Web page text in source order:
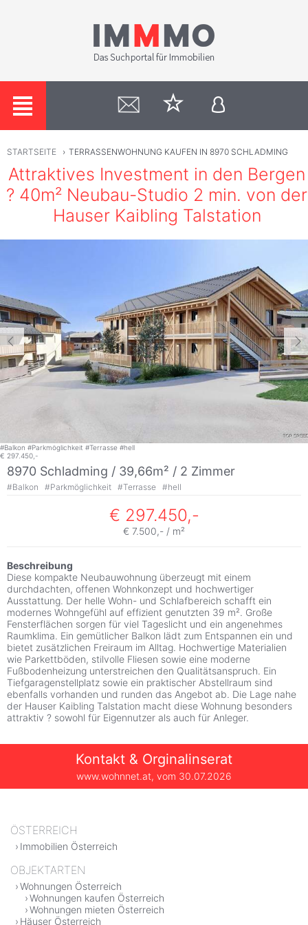
STARTSEITE › TERRASSENWOHNUNG KAUFEN IN 8970 SCHLADMING
Attraktives Investment in den Bergen
? 40m² Neubau-Studio 2 min. von der
Hauser Kaibling Talstation
#Balkon #Parkmöglichkeit #Terrasse #hell
€ 297.450,-
8970 Schladming / 39,66m² / 2 Zimmer
#Balkon #Parkmöglichkeit #Terrasse #hell
€ 297.450,-
€ 7.500,- / m²
Beschreibung
Diese kompakte Neubauwohnung überzeugt mit einem
durchdachten, offenen Wohnkonzept und hochwertiger
Ausstattung. Der helle Wohn- und Schlafbereich schafft ein
modernes Wohngefühl auf effizient genutzten 39 m². Große
Fensterflächen sorgen für viel Tageslicht und ein angenehmes
Raumklima. Ein gemütlicher Balkon lädt zum Entspannen ein und
bietet zusätzlichen Freiraum im Alltag. Hochwertige Materialien
wie Parkettböden, stilvolle Fliesen sowie eine moderne
Fußbodenheizung unterstreichen den Qualitätsanspruch. Ein
Tiefgaragenstellplatz sowie ein praktischer Abstellraum sind
ebenfalls vorhanden und runden das Angebot ab. Die Lage nahe
der Hauser Kaibling Talstation macht diese Wohnung besonders
attraktiv ? sowohl für Eigennutzer als auch für Anleger.
Kontakt & Orginalinserat
www.wohnnet.at, vom 30.07.2026
ÖSTERREICH
Immobilien Österreich
OBJEKTARTEN
Wohnungen Österreich
Wohnungen kaufen Österreich
Wohnungen mieten Österreich
Häuser Österreich